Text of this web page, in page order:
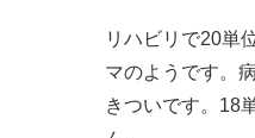
リハビリで20単
マのようです。
きついです。18